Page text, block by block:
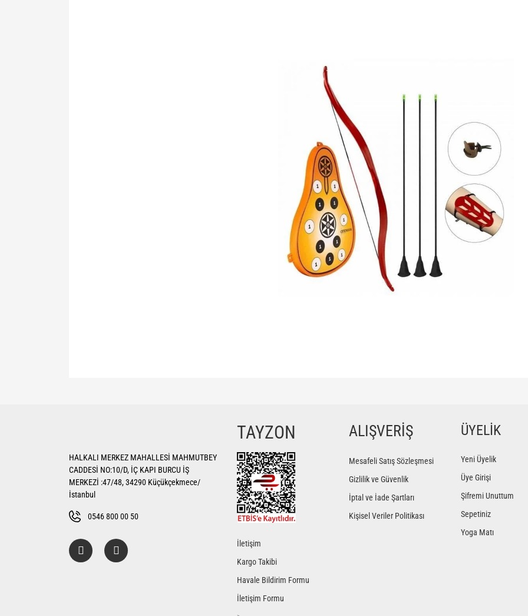
Yorum Yaz
Ürün resmi kalitesiz, bozuk veya görüntülenemiyor.
Ürün bilgilerinde hatalar bulunuyor.
Ürün fiyatı diğer sitelerden daha pahalı.
HALKALI MERKEZ MAHALLESİ MAHMUTBEY
CADDESİ NO:10/D, İÇ KAPI BURCU İŞ
MERKEZİ :47/48, 34290 Küçükçekmece/
İstanbul
0546 800 00 50
TAYZON
İletişim
Kargo Takibi
Havale Bildirim Formu
İletişim Formu
ALIŞVERİŞ
Mesafeli Satış Sözleşmesi
Gizlilik ve Güvenlik
İptal ve İade Şartları
Kişisel Veriler Politikası
ÜYELİK
Yeni Üyelik
Üye Girişi
Şifremi Unuttum
Sepetiniz
Yoga Matı